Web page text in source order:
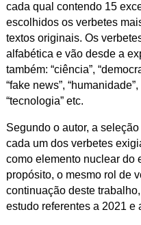
cada qual contendo 15
escolhidos os verbetes
textos originais. Os
alfabética e vão desde a
também: “ciência”,
“fake news”,
“tecnologia” etc.
Segundo o autor, a
cada um dos verbetes
como elemento nuclear do
propósito, o mesmo rol de
continuação deste
estudo referentes a 2021 e